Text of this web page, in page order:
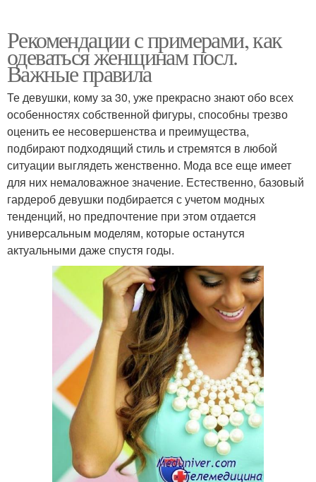
Рекомендации с примерами, как
одеваться женщинам посл.
Важные правила
Те девушки, кому за 30, уже прекрасно знают обо всех
особенностях собственной фигуры, способны трезво
оценить ее несовершенства и преимущества,
подбирают подходящий стиль и стремятся в любой
ситуации выглядеть женственно. Мода все еще имеет
для них немаловажное значение. Естественно, базовый
гардероб девушки подбирается с учетом модных
тенденций, но предпочтение при этом отдается
универсальным моделям, которые останутся
актуальными даже спустя годы.